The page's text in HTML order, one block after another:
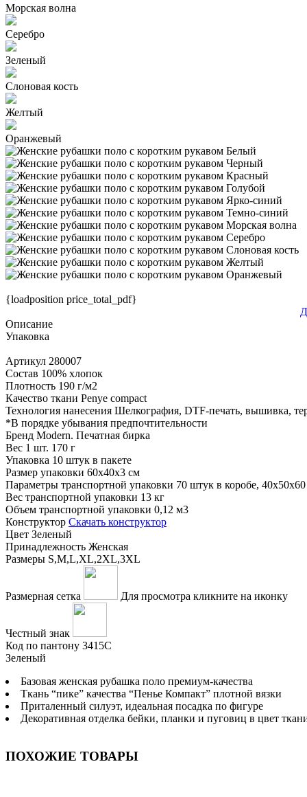
Морская волна
Серебро
Зеленый
Слоновая кость
Желтый
Оранжевый
{loadposition price_total_pdf}
Описание
Упаковка
Артикул 280007
Состав 100% хлопок
Плотность 190 г/м2
Качество ткани Penye compact
Технология нанесения Шелкография, DTF-печать, вышивка,
*В порядке убывания предпочтительности
Бренд Modern. Печатная бирка
Вес 1 шт. 170 г
Упаковка 10 штук в пакете
Размер упаковки 60x40x3 см
Параметры транспортной упаковки 70 штук в коробе,
Вес транспортной упаковки 13 кг
Объем транспортной упаковки 0,12 м3
Конструктор Скачать конструктор
Цвет Зеленый
Принадлежность Женская
Размеры S,M,L,XL,2XL,3XL
Размерная сетка Для просмотра кликните на иконку
Честный знак
Код по пантону 3415С
Зеленый
Базовая женская рубашка поло премиум-качества
Ткань “пике” качества “Пенье Компакт” плотной вязки
Приталенный силуэт, идеальная посадка по фигуре
Декоративная отделка бейки, планки и пуговиц в цвет
ПОХОЖИЕ ТОВАРЫ